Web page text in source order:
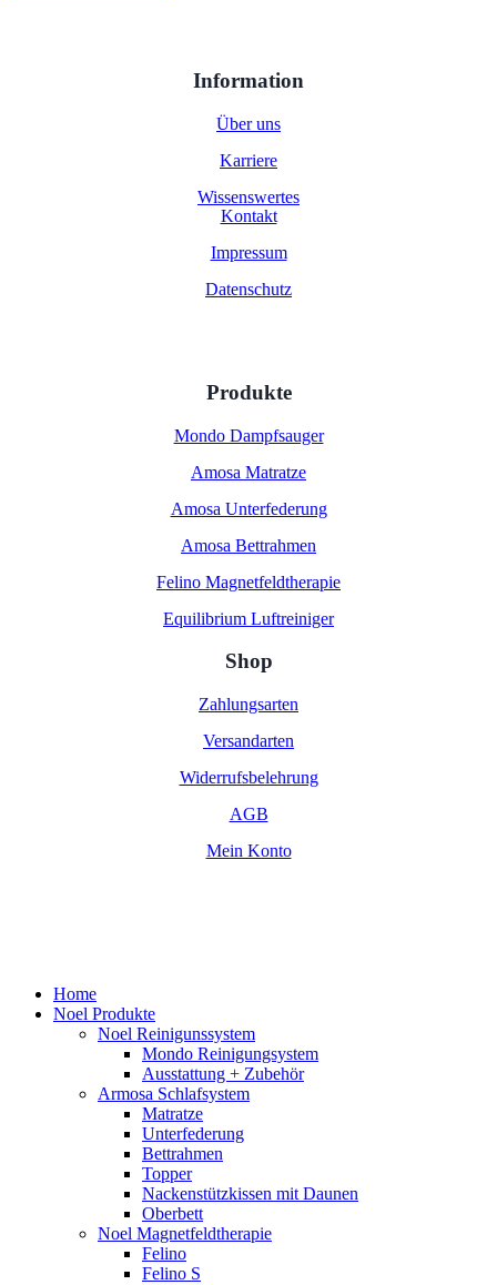
Information
Über uns
Karriere
Wissenswertes
Kontakt
Impressum
Datenschutz
Produkte
Mondo Dampfsauger
Amosa Matratze
Amosa Unterfederung
Amosa Bettrahmen
Felino Magnetfeldtherapie
Equilibrium Luftreiniger
Shop
Zahlungsarten
Versandarten
Widerrufsbelehrung
AGB
Mein Konto
Close
Menu
Home
Noel Produkte
Noel Reinigunssystem
Mondo Reinigungsystem
Ausstattung + Zubehör
Armosa Schlafsystem
Matratze
Unterfederung
Bettrahmen
Topper
Nackenstützkissen mit Daunen
Oberbett
Noel Magnetfeldtherapie
Felino
Felino S